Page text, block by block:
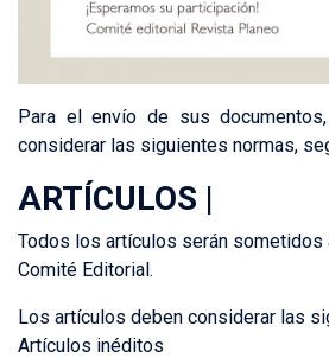
Para el envío de sus
considerar las siguientes normas,
ARTÍCULOS |
Todos los artículos serán sometidos
Comité Editorial.
Los artículos deben considerar las
Artículos inéditos